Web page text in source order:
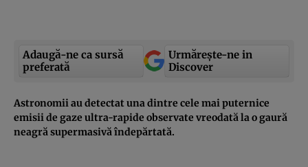
Adaugă-ne ca sursă
preferată
Urmărește-ne in
Discover
Astronomii au detectat una dintre cele mai puternice
emisii de gaze ultra-rapide observate vreodată la o gaură
neagră supermasivă îndepărtată.